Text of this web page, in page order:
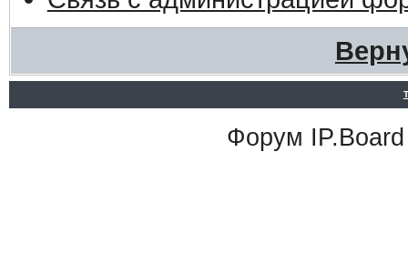
Форум IP.Board